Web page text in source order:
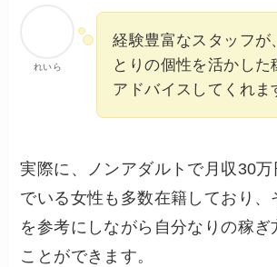
れいら
経験豊富なスタッフが
とりの個性を活かした
アドバイスしてくれま
実際に、ノンアダルトで月収30
でいる女性も多数在籍しており、
を参考にしながら自分なりの稼ぎ
ことができます。